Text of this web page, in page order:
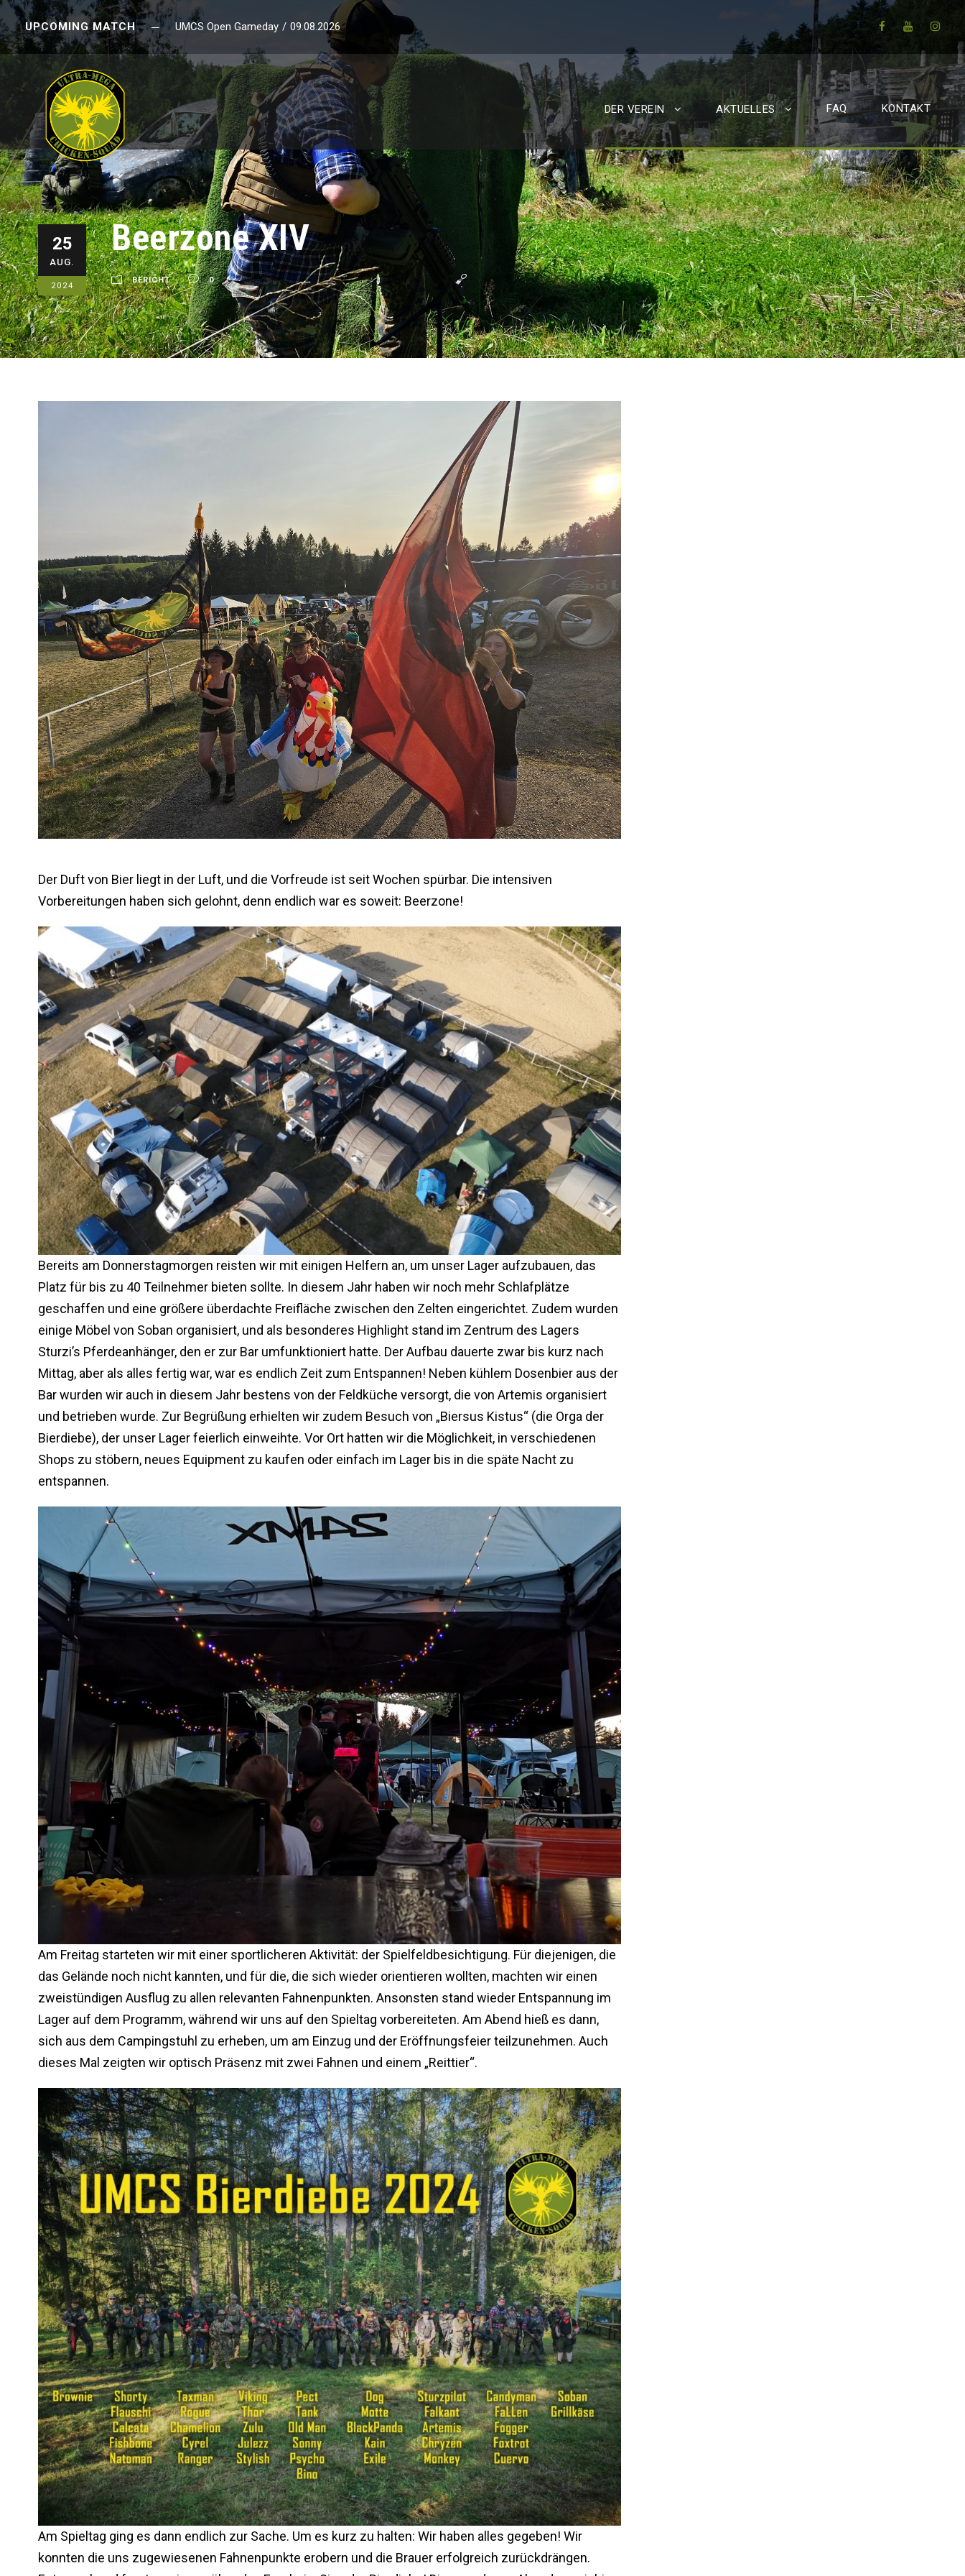
UPCOMING MATCH UMCS Open Gameday / 09.08.2026
DER VEREIN AKTUELLES FAQ KONTAKT
25
AUG.
2024
Beerzone XIV
BERICHT 0
Der Duft von Bier liegt in der Luft, und die Vorfreude ist seit Wochen spürbar. Die intensiven
Vorbereitungen haben sich gelohnt, denn endlich war es soweit: Beerzone!
Bereits am Donnerstagmorgen reisten wir mit einigen Helfern an, um unser Lager aufzubauen, das
Platz für bis zu 40 Teilnehmer bieten sollte. In diesem Jahr haben wir noch mehr Schlafplätze
geschaffen und eine größere überdachte Freifläche zwischen den Zelten eingerichtet. Zudem wurden
einige Möbel von Soban organisiert, und als besonderes Highlight stand im Zentrum des Lagers
Sturzi’s Pferdeanhänger, den er zur Bar umfunktioniert hatte. Der Aufbau dauerte zwar bis kurz nach
Mittag, aber als alles fertig war, war es endlich Zeit zum Entspannen! Neben kühlem Dosenbier aus der
Bar wurden wir auch in diesem Jahr bestens von der Feldküche versorgt, die von Artemis organisiert
und betrieben wurde. Zur Begrüßung erhielten wir zudem Besuch von „Biersus Kistus“ (die Orga der
Bierdiebe), der unser Lager feierlich einweihte. Vor Ort hatten wir die Möglichkeit, in verschiedenen
Shops zu stöbern, neues Equipment zu kaufen oder einfach im Lager bis in die späte Nacht zu
entspannen.
Am Freitag starteten wir mit einer sportlicheren Aktivität: der Spielfeldbesichtigung. Für diejenigen, die
das Gelände noch nicht kannten, und für die, die sich wieder orientieren wollten, machten wir einen
zweistündigen Ausflug zu allen relevanten Fahnenpunkten. Ansonsten stand wieder Entspannung im
Lager auf dem Programm, während wir uns auf den Spieltag vorbereiteten. Am Abend hieß es dann,
sich aus dem Campingstuhl zu erheben, um am Einzug und der Eröffnungsfeier teilzunehmen. Auch
dieses Mal zeigten wir optisch Präsenz mit zwei Fahnen und einem „Reittier“.
Am Spieltag ging es dann endlich zur Sache. Um es kurz zu halten: Wir haben alles gegeben! Wir
konnten die uns zugewiesenen Fahnenpunkte erobern und die Brauer erfolgreich zurückdrängen.